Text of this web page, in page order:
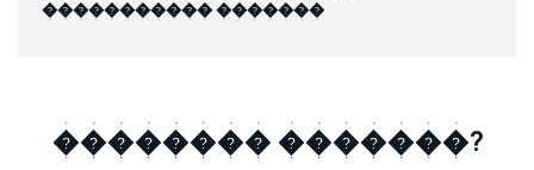
����������� �������
�������� �������?